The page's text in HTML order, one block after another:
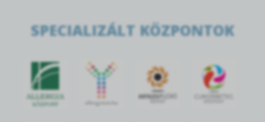
SPECIALIZÁLT KÖZPONTOK